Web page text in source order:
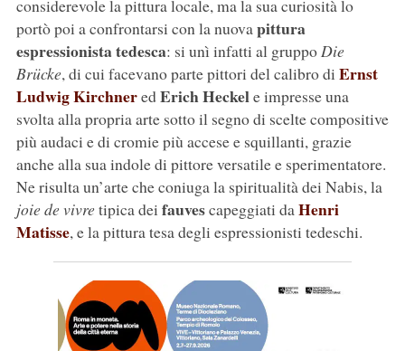
considerevole la pittura locale, ma la sua curiosità lo
portò poi a confrontarsi con la nuovapittura
espressionista tedesca: si unì infatti al gruppoDie
Brücke, di cui facevano parte pittori del calibro di Ernst
Ludwig KirchneredErich Heckele impresse una
svolta alla propria arte sotto il segno di scelte compositive
più audaci e di cromie più accese e squillanti, grazie
anche alla sua indole di pittore versatile e sperimentatore.
Ne risulta un’arte che coniuga la spiritualità dei Nabis, la
joie de vivretipica dei fauvescapeggiati daHenri
Matisse, e la pittura tesa degli espressionisti tedeschi.